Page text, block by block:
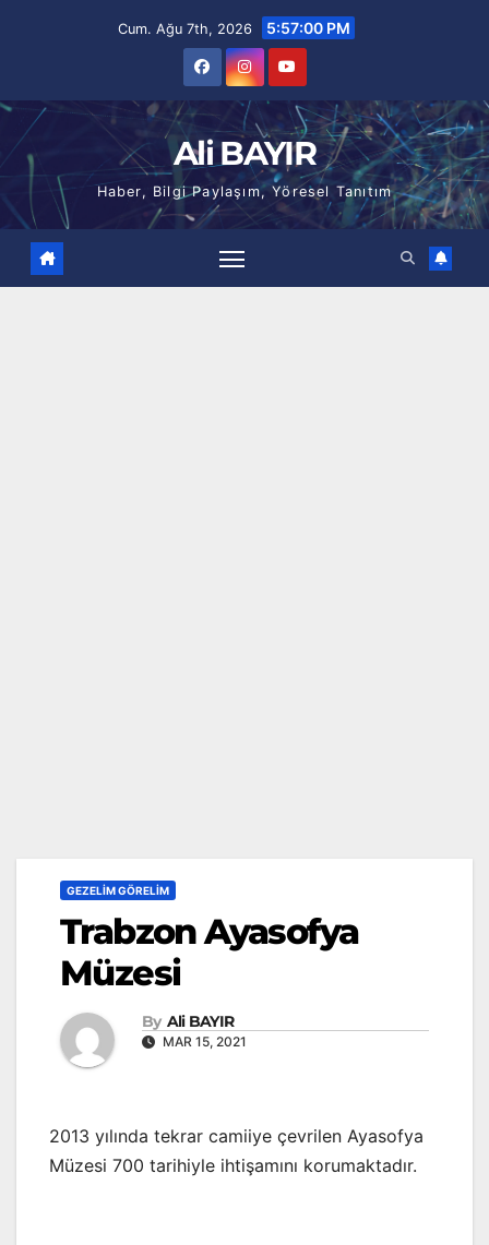
Cum. Ağu 7th, 2026 5:57:01 PM
Ali BAYIR
Haber, Bilgi Paylaşım, Yöresel Tanıtım
GEZELIM GÖRELIM
Trabzon Ayasofya
Müzesi
By Ali BAYIR
MAR 15, 2021
2013 yılında tekrar camiiye çevrilen Ayasofya
Müzesi 700 tarihiyle ihtişamını korumaktadır.